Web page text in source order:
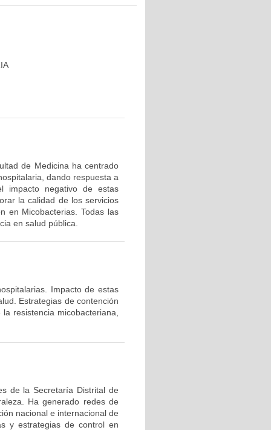
de Medicina ha centrado
dando respuesta a
impacto negativo de estas
la calidad de los servicios
en Micobacterias. Todas las
en salud pública.
Impacto de estas
Estrategias de contención
resistencia micobacteriana,
de la Secretaría Distrital de
Ha generado redes de
nacional e internacional de
y estrategias de control en